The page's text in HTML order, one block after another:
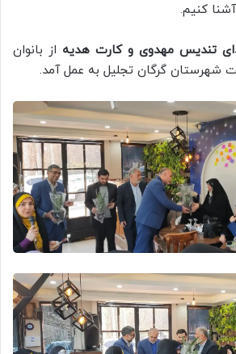
کنیم.
تندیس مهدوی و کارت هدیه از بانوان
شهرستان گرگان تجلیل به عمل آمد.